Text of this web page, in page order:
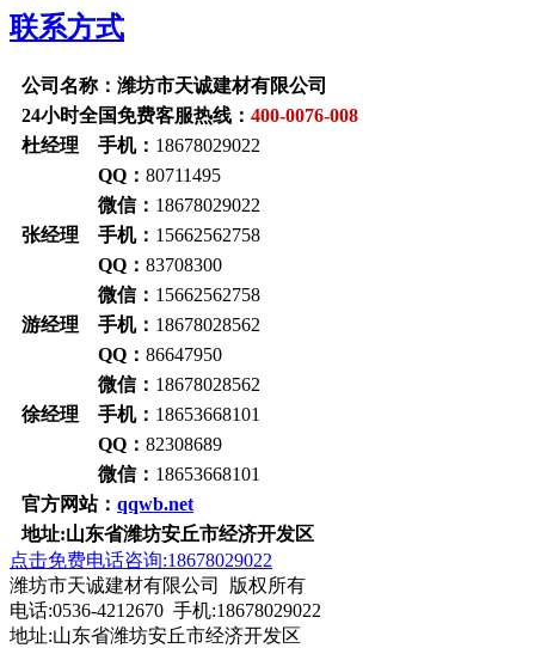
联系方式
公司名称：潍坊市天诚建材有限公司
24小时全国免费客服热线： 400-0076-008
杜经理 手机： 18678029022
QQ： 80711495
微信： 18678029022
张经理 手机： 15662562758
QQ： 83708300
微信： 15662562758
游经理 手机： 18678028562
QQ： 86647950
微信： 18678028562
徐经理 手机： 18653668101
QQ： 82308689
微信： 18653668101
官方网站： qqwb.net
地址:山东省潍坊安丘市经济开发区
点击免费电话咨询:18678029022
潍坊市天诚建材有限公司 版权所有
电话:0536-4212670 手机:18678029022
地址:山东省潍坊安丘市经济开发区